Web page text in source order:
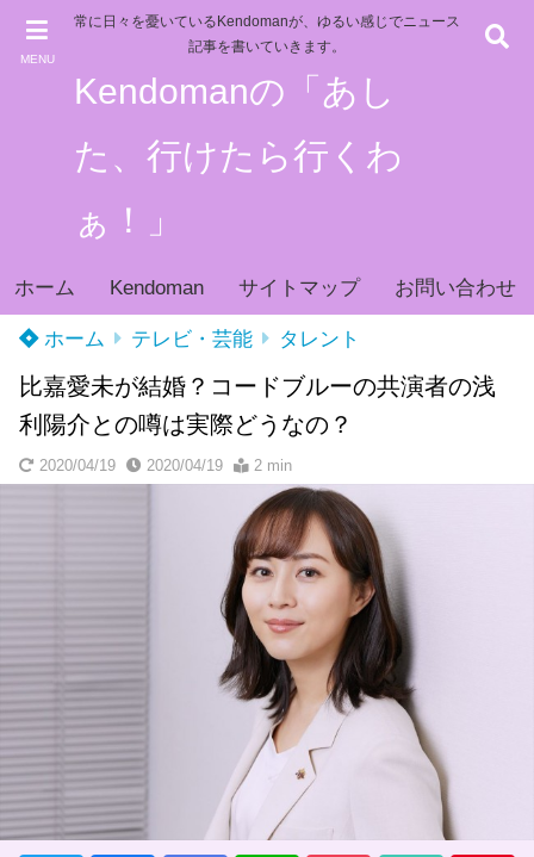
MENU
常に日々を憂いているKendomanが、ゆるい感じでニュース
記事を書いていきます。
Kendomanの「あし
た、行けたら行くわ
ぁ！」
ホーム Kendoman サイトマップ お問い合わせ
ホーム テレビ・芸能 タレント
比嘉愛未が結婚？コードブルーの共演者の浅
利陽介との噂は実際どうなの？
2020/04/19 2020/04/19 2 min